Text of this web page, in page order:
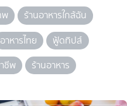
พ
ร้านอาหารใกล้ฉัน
อาหารไทย
ฟู้ดทิปส์
ชีพ ร้านอาหาร